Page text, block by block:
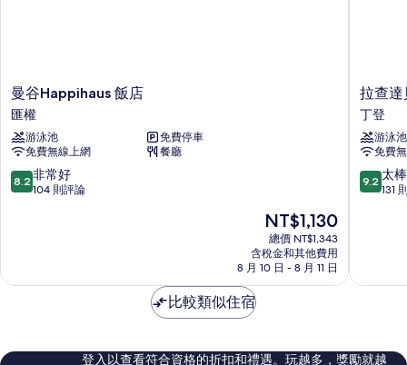
曼
谷
Happihaus
飯
店
匯
權
曼谷Happihaus 飯店
匯權
游泳池
免費停車
免費無線上網
餐廳
8.2
分，
常
評
8.2 非常好
104 則評論
現
在
價
格
為
NT$1,130
總價 NT$1,343
含稅金和其他費用
8 月 10 日 - 8 月 11 日
拉
查
達
貝
斯
特
韋
登
拉查達
丁登
游泳池
免費
9.2
分，
棒
評
9.2 太
131
比較類似住宿
登入以查看符合資格的折扣和禮遇。玩越多，獎勵就越